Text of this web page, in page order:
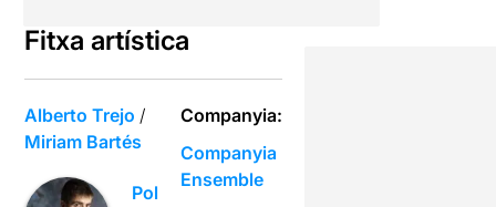
Fitxa artística
Alberto Trejo /
Miriam Bartés
Pol
Companyia:
Companyia
Ensemble